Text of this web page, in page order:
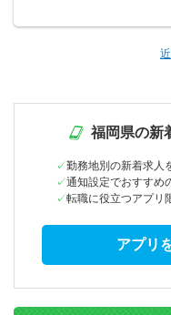
福岡県の新
勤務地別の新着求人
通知設定でおすすめ
転職に役立つアプリ
アプリ